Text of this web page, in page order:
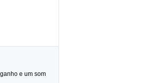
e um som